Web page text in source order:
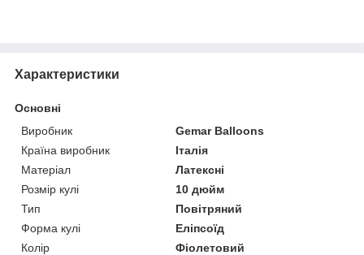
Характеристики
Основні
Виробник
Gemar Balloons
Країна виробник
Італія
Матеріал
Латексні
Розмір кулі
10 дюйм
Тип
Повітряний
Форма кулі
Еліпсоїд
Колір
Фіолетовий